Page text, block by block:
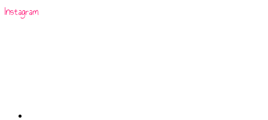
Instagram